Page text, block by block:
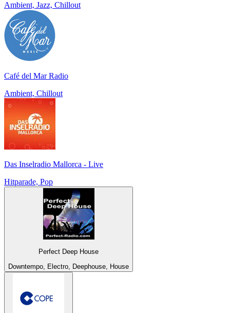
Ambient, Jazz, Chillout
Café del Mar Radio
Ambient, Chillout
Das Inselradio Mallorca - Live
Hitparade, Pop
Perfect Deep House
Downtempo, Electro, Deephouse, House